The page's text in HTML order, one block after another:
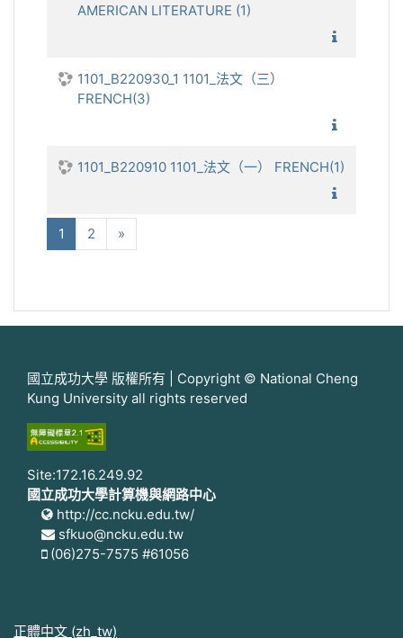
AMERICAN LITERATURE (1)
1101_B220930_1 1101_法文（三）
FRENCH(3)
1101_B220910 1101_法文（一） FRENCH(1)
1 (current)
2 »
國立成功大學 版權所有 | Copyright © National Cheng
Kung University all rights reserved
Site:172.16.249.92
國立成功大學計算機與網路中心
http://cc.ncku.edu.tw/
sfkuo@ncku.edu.tw
(06)275-7575 #61056
正體中文 ‎(zh_tw)‎